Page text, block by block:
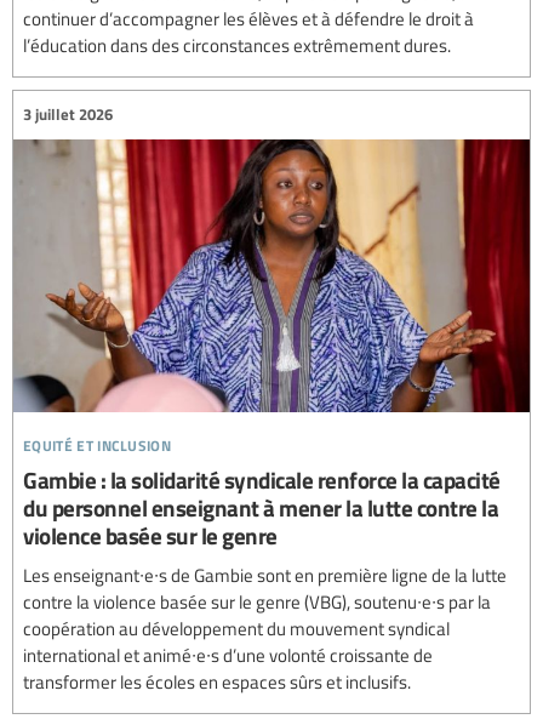
continuer d’accompagner les élèves et à défendre le droit à
l’éducation dans des circonstances extrêmement dures.
equité et inclusion
3 juillet 2026
Gambie : la solidarité syndicale renforce la capacité
du personnel enseignant à mener la lutte contre la
violence basée sur le genre
Les enseignant∙e∙s de Gambie sont en première ligne de la lutte
contre la violence basée sur le genre (VBG), soutenu∙e∙s par la
coopération au développement du mouvement syndical
international et animé∙e∙s d’une volonté croissante de
transformer les écoles en espaces sûrs et inclusifs.